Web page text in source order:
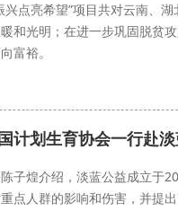
兴点亮希望”项目共对云南、
和光明；在进一步巩固脱贫
富裕。
计划生育协会一行赴
子煌介绍，淡蓝公益成立于
点人群的影响和伤害，并提